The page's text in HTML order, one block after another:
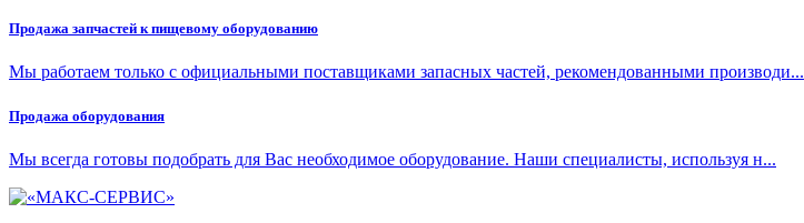
Про­да­жа зап­ча­стей к пи­ще­во­му обо­ру­до­ва­нию
Мы ра­бо­та­ем толь­ко с офи­ци­аль­ны­ми по­став­щи­ка­ми за­пас­ных ча­стей, ре­ко­мен­до­ван­ны­ми про­из­во­ди...
Про­да­жа обо­ру­до­ва­ния
Мы все­гда го­то­вы по­до­брать для Вас необ­хо­ди­мое обо­ру­до­ва­ние. На­ши спе­ци­а­ли­сты, ис­поль­зуя н...